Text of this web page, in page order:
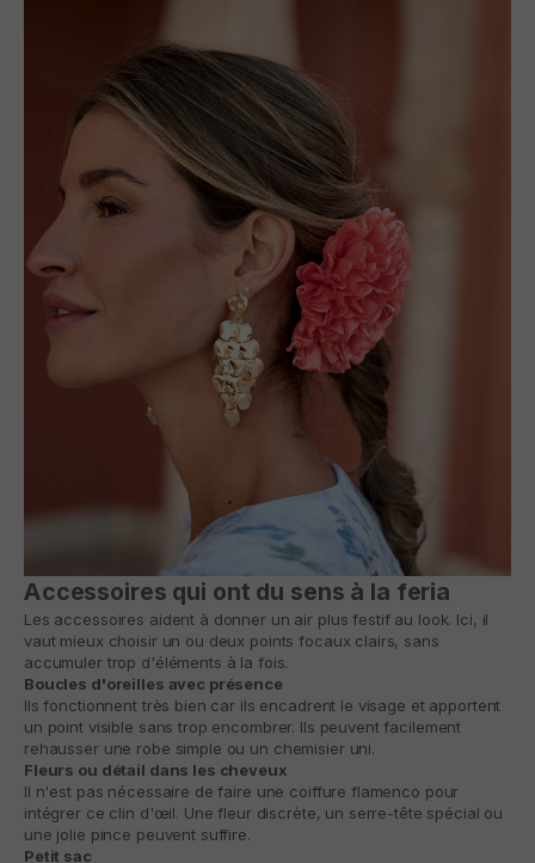
Accessoires qui ont du sens à la feria
Les accessoires aident à donner un air plus festif au look. Ici, il
vaut mieux choisir un ou deux points focaux clairs, sans
accumuler trop d'éléments à la fois.
Boucles d'oreilles avec présence
Ils fonctionnent très bien car ils encadrent le visage et apportent
un point visible sans trop encombrer. Ils peuvent facilement
rehausser une robe simple ou un chemisier uni.
Fleurs ou détail dans les cheveux
Il n'est pas nécessaire de faire une coiffure flamenco pour
intégrer ce clin d'œil. Une fleur discrète, un serre-tête spécial ou
une jolie pince peuvent suffire.
Petit sac